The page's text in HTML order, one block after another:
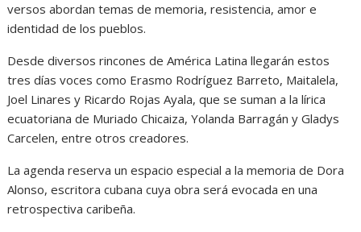
versos abordan temas de memoria, resistencia, amor e
identidad de los pueblos.
Desde diversos rincones de América Latina llegarán estos
tres días voces como Erasmo Rodríguez Barreto, Maitalela,
Joel Linares y Ricardo Rojas Ayala, que se suman a la lírica
ecuatoriana de Muriado Chicaiza, Yolanda Barragán y Gladys
Carcelen, entre otros creadores.
La agenda reserva un espacio especial a la memoria de Dora
Alonso, escritora cubana cuya obra será evocada en una
retrospectiva caribeña.